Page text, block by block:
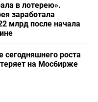
в лотерею».
заработала
млрд после начала
сегодняшнего роста
на Мосбирже